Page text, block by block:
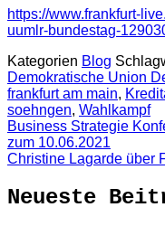
https://www.frankfurt-
uumlr-bundestag-
Kategorien Blog
Demokratische Union
frankfurt am main,
soehngen, Wahlkampf
Business Strategie
zum 10.06.2021
Christine Lagarde über
Neueste